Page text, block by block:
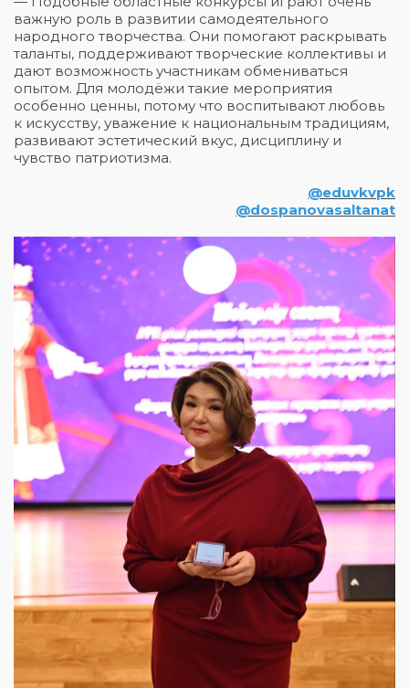
важную роль в развитии самодеятельного
народного творчества. Они помогают раскрывать
таланты, поддерживают творческие коллективы и
дают возможность участникам обмениваться
опытом. Для молодёжи такие мероприятия
особенно ценны, потому что воспитывают любовь
к искусству, уважение к национальным традициям,
развивают эстетический вкус, дисциплину и
чувство патриотизма.
@eduvkvpk
@dospanovasaltanat